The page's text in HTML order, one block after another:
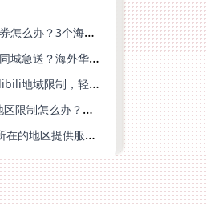
在巴西打不开海通证券怎么办？3个海外生活痛点的统一解决方案
缅甸怎么打不开顺丰同城急送？海外华人必备的回国加速指南（附B站会员游戏解决方案）
海外党必看：破解Bilibili地域限制，轻松追剧听歌还能流畅理财的实用指南
在加拿大用蜻蜓FM地区限制怎么办？海外党亲测有效的回国加速方案
b站出现暂时不对您所在的地区提供服务怎么回事？海外党亲测有效的回国加速方案